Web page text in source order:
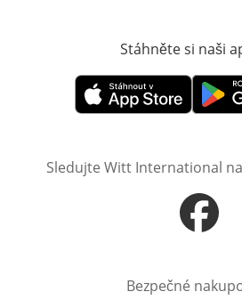
Stáhněte si naši
Otevře v novém okně
Otevře
Sledujte Witt International
Otevře v
Bezpečné